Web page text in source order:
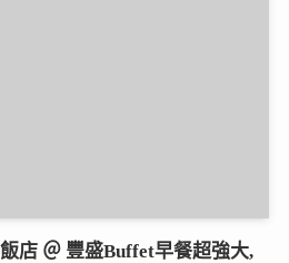
店 ＠ 豐盛Buffet早餐超強大,